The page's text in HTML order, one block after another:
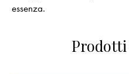
essenza.